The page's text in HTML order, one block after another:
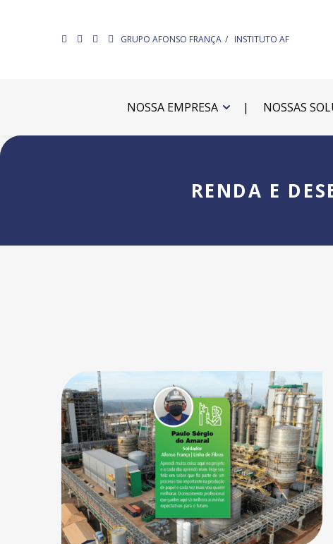
GRUPO AFONSO FRANÇA INSTITUTO AF
NOSSA EMPRESA NOSSAS
RENDA E